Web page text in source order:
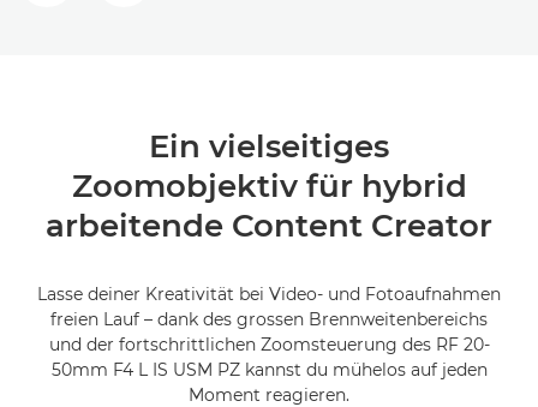
Ein vielseitiges
Zoomobjektiv für hybrid
arbeitende Content Creator
Lasse deiner Kreativität bei Video- und Fotoaufnahmen
freien Lauf – dank des grossen Brennweitenbereichs
und der fortschrittlichen Zoomsteuerung des RF 20-
50mm F4 L IS USM PZ kannst du mühelos auf jeden
Moment reagieren.